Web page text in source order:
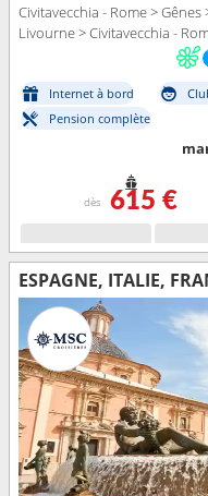
Civitavecchia - Rome >
Livourne > Civitavecchia -
Internet à bord
Pension complète
dès 615 €
ESPAGNE, ITALIE,